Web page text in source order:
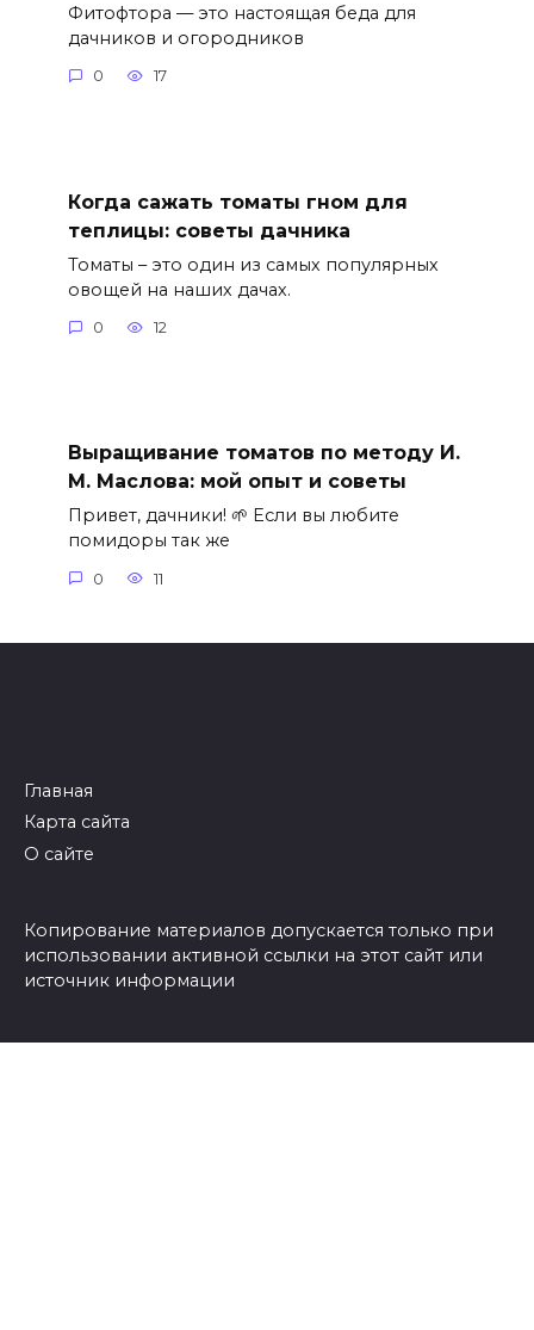
Фитофтора — это настоящая беда для
дачников и огородников
0 17
Когда сажать томаты гном для
теплицы: советы дачника
Томаты – это один из самых популярных
овощей на наших дачах.
0 12
Выращивание томатов по методу И.
М. Маслова: мой опыт и советы
Привет, дачники! 🌱 Если вы любите
помидоры так же
0 11
Главная
Карта сайта
О сайте
Копирование материалов допускается только при
использовании активной ссылки на этот сайт или
источник информации